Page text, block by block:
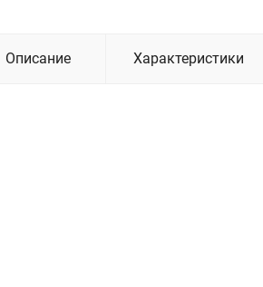
Описание Характеристики